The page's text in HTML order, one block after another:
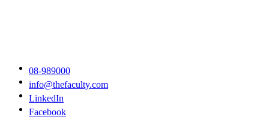
08-989000
info@thefaculty.com
LinkedIn
Facebook